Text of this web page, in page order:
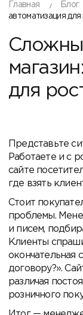
Главная Блог
автоматизация
для
Представьте
Работаете и с
сайте
где взять
Стоит
проблемы.
и писем,
Клиенты
окончательная
договору?».
различая
розничного